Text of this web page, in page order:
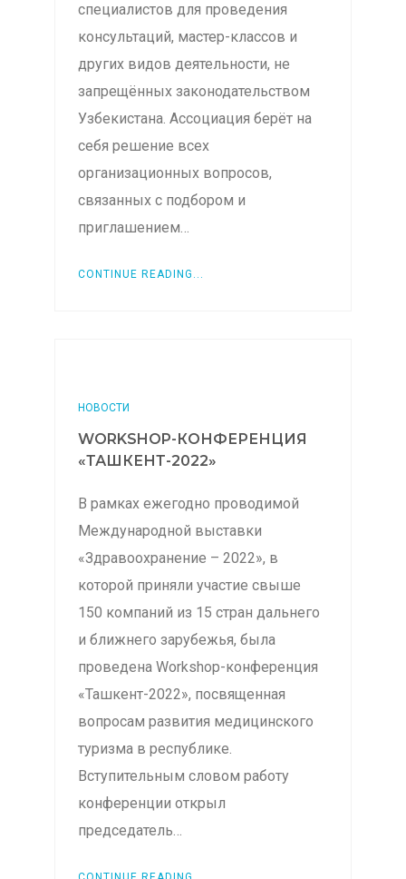
специалистов для проведения
консультаций, мастер-классов и
других видов деятельности, не
запрещённых законодательством
Узбекистана. Ассоциация берёт на
себя решение всех
организационных вопросов,
связанных с подбором и
приглашением…
CONTINUE READING...
НОВОСТИ
WORKSHOP-КОНФЕРЕНЦИЯ
«ТАШКЕНТ-2022»
В рамках ежегодно проводимой
Международной выставки
«Здравоохранение – 2022», в
которой приняли участие свыше
150 компаний из 15 стран дальнего
и ближнего зарубежья, была
проведена Workshop-конференция
«Ташкент-2022», посвященная
вопросам развития медицинского
туризма в республике.
Вступительным словом работу
конференции открыл
председатель…